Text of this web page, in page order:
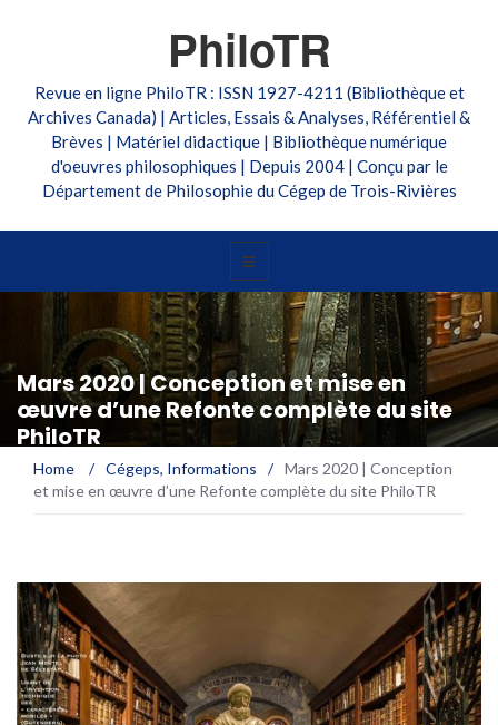
PhiloTR
Revue en ligne PhiloTR : ISSN 1927-4211 (Bibliothèque et
Archives Canada) | Articles, Essais & Analyses, Référentiel &
Brèves | Matériel didactique | Bibliothèque numérique
d'oeuvres philosophiques | Depuis 2004 | Conçu par le
Département de Philosophie du Cégep de Trois-Rivières
Mars 2020 | Conception et mise en
œuvre d’une Refonte complète du site
PhiloTR
Home / Cégeps, Informations / Mars 2020 | Conception
et mise en œuvre d’une Refonte complète du site PhiloTR